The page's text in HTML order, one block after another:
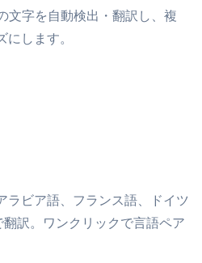
文字を自動検出・翻訳し、複
します。
ラビア語、フランス語、ドイツ
訳。ワンクリックで言語ペア